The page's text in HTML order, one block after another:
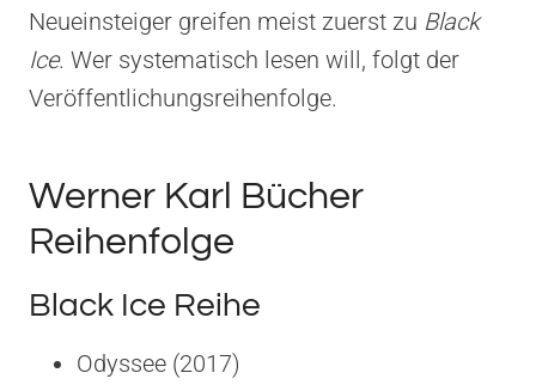
Neueinsteiger greifen meist zuerst zu Black
Ice. Wer systematisch lesen will, folgt der
Veröffentlichungsreihenfolge.
Werner Karl Bücher
Reihenfolge
Black Ice Reihe
Odyssee (2017)